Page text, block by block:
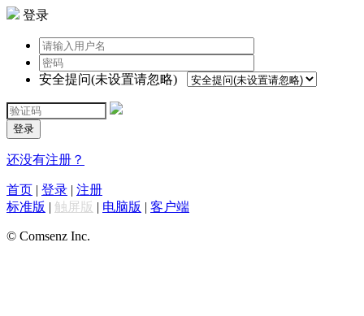
登录
安全提问(未设置请忽略)
登录
还没有注册？
首页 | 登录 | 注册
标准版 | 触屏版 | 电脑版 | 客户端
© Comsenz Inc.